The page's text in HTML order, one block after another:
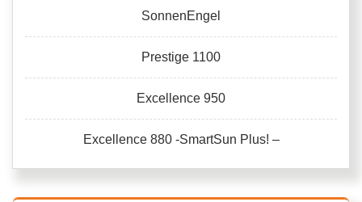
SonnenEngel
Prestige 1100
Excellence 950
Excellence 880 -SmartSun Plus! –